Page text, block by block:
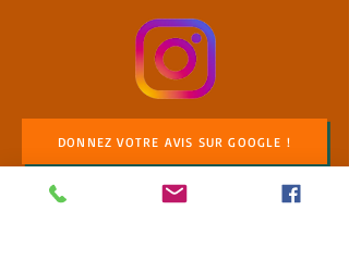
DONNEZ VOTRE AVIS SUR GOOGLE !